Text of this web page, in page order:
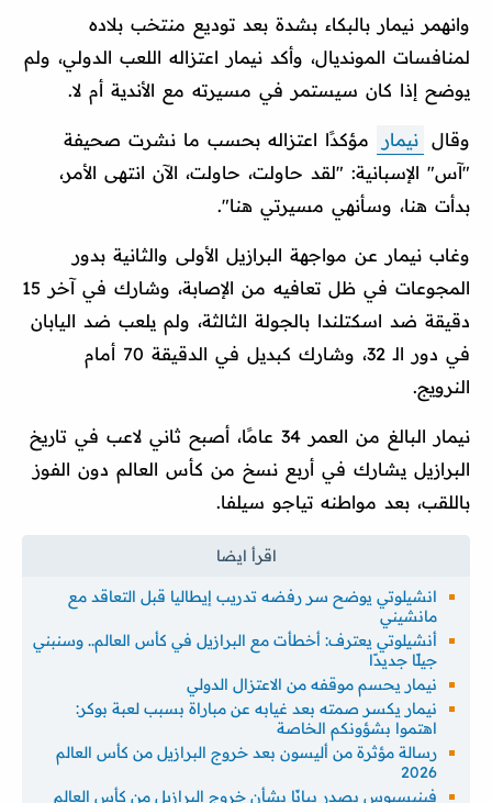
وانهمر نيمار بالبكاء بشدة بعد توديع منتخب بلاده
لمنافسات المونديال، وأكد نيمار اعتزاله اللعب الدولي، ولم
يوضح إذا كان سيستمر في مسيرته مع الأندية أم لا.
وقال نيمار
مؤكدًا اعتزاله بحسب ما نشرت صحيفة
"آس" الإسبانية: "لقد حاولت، حاولت، الآن انتهى الأمر،
بدأت هنا، وسأنهي مسيرتي هنا".
وغاب نيمار عن مواجهة البرازيل الأولى والثانية بدور
المجوعات في ظل تعافيه من الإصابة، وشارك في آخر 15
دقيقة ضد اسكتلندا بالجولة الثالثة، ولم يلعب ضد اليابان
في دور الـ 32، وشارك كبديل في الدقيقة 70 أمام
النرويج.
نيمار البالغ من العمر 34 عامًا، أصبح ثاني لاعب في تاريخ
البرازيل يشارك في أربع نسخ من كأس العالم دون الفوز
باللقب، بعد مواطنه تياجو سيلفا.
انشيلوتي يوضح سر رفضه تدريب إيطاليا قبل التعاقد مع
مانشيني
أنشيلوتي يعترف: أخطأت مع البرازيل في كأس العالم.. وسنبني
جيلًا جديدًا
نيمار يحسم موقفه من الاعتزال الدولي
نيمار يكسر صمته بعد غيابه عن مباراة بسبب لعبة بوكر:
اهتموا بشؤونكم الخاصة
رسالة مؤثرة من أليسون بعد خروج البرازيل من كأس العالم
2026
فينيسيوس يصدر بيانًا بشأن خروج البرازيل من كأس العالم